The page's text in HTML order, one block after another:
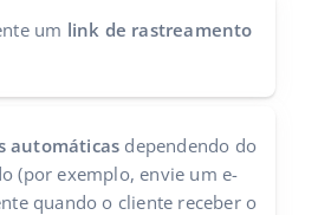
um link de rastreamento
automáticas dependendo do
(por exemplo, envie um e-
quando o cliente receber o